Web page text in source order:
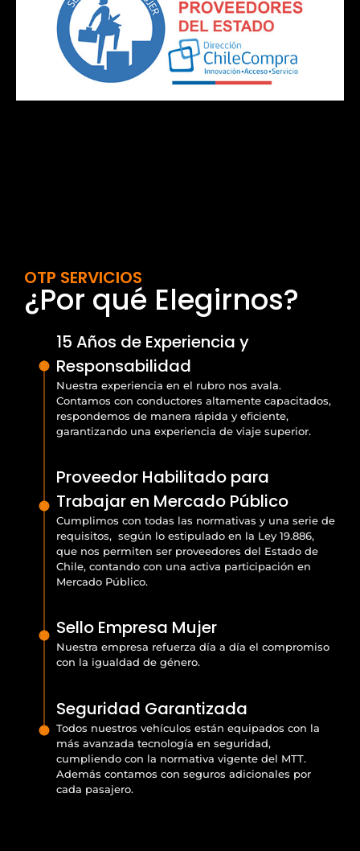
OTP SERVICIOS
¿Por qué Elegirnos?
15 Años de Experiencia y
Responsabilidad
Nuestra experiencia en el rubro nos avala.
Contamos con conductores altamente capacitados,
respondemos de manera rápida y eficiente,
garantizando una experiencia de viaje superior.
Proveedor Habilitado para
Trabajar en Mercado Público
Cumplimos con todas las normativas y una serie de
requisitos, según lo estipulado en la Ley 19.886,
que nos permiten ser proveedores del Estado de
Chile, contando con una activa participación en
Mercado Público.
Sello Empresa Mujer
Nuestra empresa refuerza día a día el compromiso
con la igualdad de género.
Seguridad Garantizada
Todos nuestros vehículos están equipados con la
más avanzada tecnología en seguridad,
cumpliendo con la normativa vigente del MTT.
Además contamos con seguros adicionales por
cada pasajero.